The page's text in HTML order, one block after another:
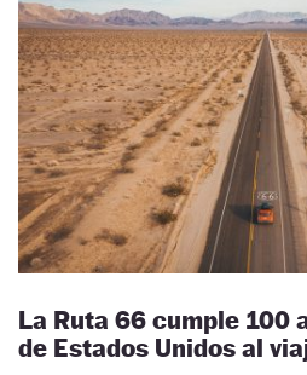
La Ruta 66 cumple 100
de Estados Unidos al